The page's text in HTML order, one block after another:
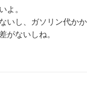
よ。
いし、ガソリン代か
がないしね。